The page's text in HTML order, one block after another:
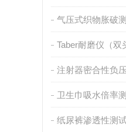
气压式织物胀破
Taber耐磨仪（双
注射器密合性负
卫生巾吸水倍率
纸尿裤渗透性测